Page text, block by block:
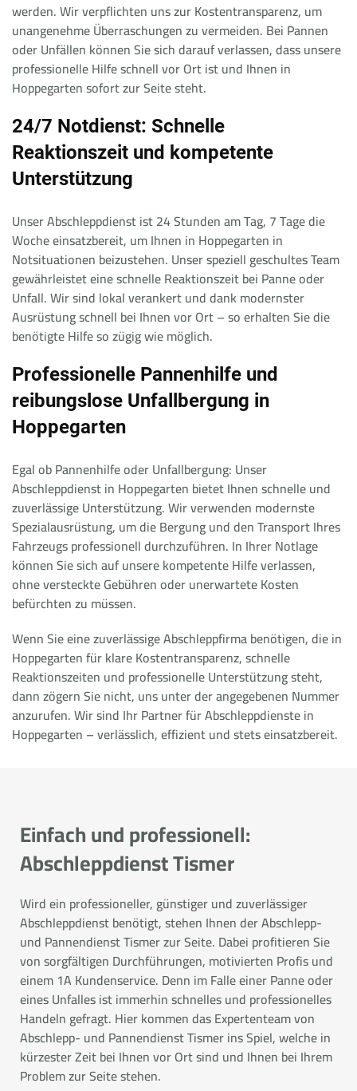
werden. Wir verpflichten uns zur Kostentransparenz, um
unangenehme Überraschungen zu vermeiden. Bei Pannen
oder Unfällen können Sie sich darauf verlassen, dass unsere
professionelle Hilfe schnell vor Ort ist und Ihnen in
Hoppegarten sofort zur Seite steht.
24/7 Notdienst: Schnelle
Reaktionszeit und kompetente
Unterstützung
Unser Abschleppdienst ist 24 Stunden am Tag, 7 Tage die
Woche einsatzbereit, um Ihnen in Hoppegarten in
Notsituationen beizustehen. Unser speziell geschultes Team
gewährleistet eine schnelle Reaktionszeit bei Panne oder
Unfall. Wir sind lokal verankert und dank modernster
Ausrüstung schnell bei Ihnen vor Ort – so erhalten Sie die
benötigte Hilfe so zügig wie möglich.
Professionelle Pannenhilfe und
reibungslose Unfallbergung in
Hoppegarten
Egal ob Pannenhilfe oder Unfallbergung: Unser
Abschleppdienst in Hoppegarten bietet Ihnen schnelle und
zuverlässige Unterstützung. Wir verwenden modernste
Spezialausrüstung, um die Bergung und den Transport Ihres
Fahrzeugs professionell durchzuführen. In Ihrer Notlage
können Sie sich auf unsere kompetente Hilfe verlassen,
ohne versteckte Gebühren oder unerwartete Kosten
befürchten zu müssen.
Wenn Sie eine zuverlässige Abschleppfirma benötigen, die in
Hoppegarten für klare Kostentransparenz, schnelle
Reaktionszeiten und professionelle Unterstützung steht,
dann zögern Sie nicht, uns unter der angegebenen Nummer
anzurufen. Wir sind Ihr Partner für Abschleppdienste in
Hoppegarten – verlässlich, effizient und stets einsatzbereit.
Einfach und professionell:
Abschleppdienst Tismer
Wird ein professioneller, günstiger und zuverlässiger
Abschleppdienst benötigt, stehen Ihnen der Abschlepp-
und Pannendienst Tismer zur Seite. Dabei profitieren Sie
von sorgfältigen Durchführungen, motivierten Profis und
einem 1A Kundenservice. Denn im Falle einer Panne oder
eines Unfalles ist immerhin schnelles und professionelles
Handeln gefragt. Hier kommen das Expertenteam von
Abschlepp- und Pannendienst Tismer ins Spiel, welche in
kürzester Zeit bei Ihnen vor Ort sind und Ihnen bei Ihrem
Problem zur Seite stehen.